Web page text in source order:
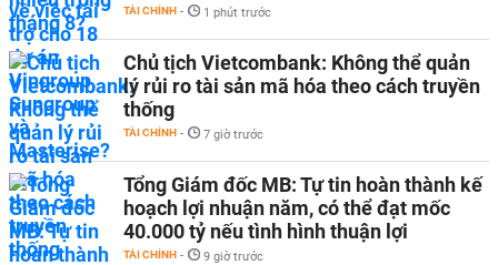
TÀI CHÍNH - 1 phút trước
Chủ tịch Vietcombank: Không thể quản
lý rủi ro tài sản mã hóa theo cách truyền
thống
TÀI CHÍNH - 7 giờ trước
Tổng Giám đốc MB: Tự tin hoàn thành kế
hoạch lợi nhuận năm, có thể đạt mốc
40.000 tỷ nếu tình hình thuận lợi
TÀI CHÍNH - 9 giờ trước